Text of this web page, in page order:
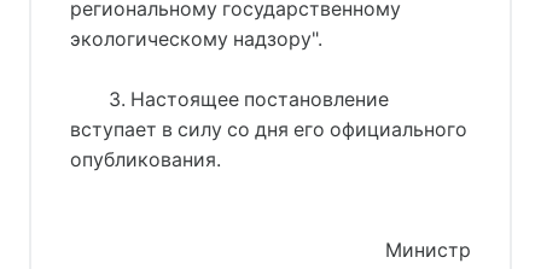
региональному государственному
экологическому надзору".
3. Настоящее постановление
вступает в силу со дня его официального
опубликования.
Министр